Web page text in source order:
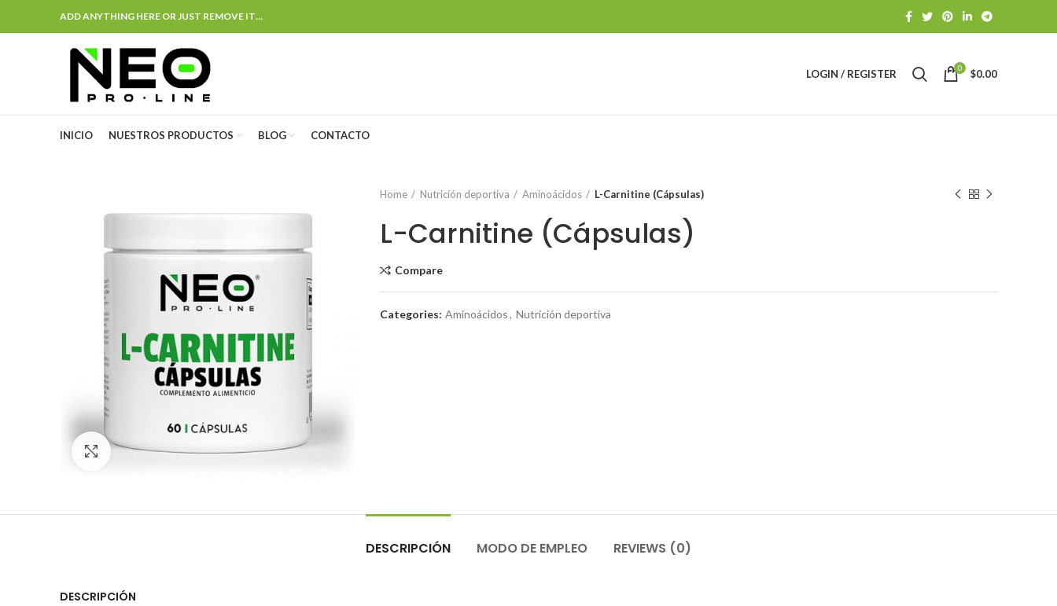
ADD ANYTHING HERE OR JUST REMOVE IT…
LOGIN / REGISTER 0 $0.00
INICIO NUESTROS PRODUCTOS BLOG CONTACTO
Click to enlarge
Home Nutrición deportiva Aminoácidos L-Carnitine (Cápsulas)
L-Carnitine (Cápsulas)
Compare
Categories: Aminoácidos, Nutrición deportiva
DESCRIPCIÓN MODO DE EMPLEO REVIEWS (0)
DESCRIPCIÓN